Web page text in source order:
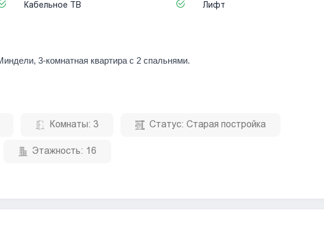
Кабельное ТВ Лифт
3-комнатная квартира с 2 спальнями.
Комнаты: 3 Статус: Старая постройка
Этажность: 16